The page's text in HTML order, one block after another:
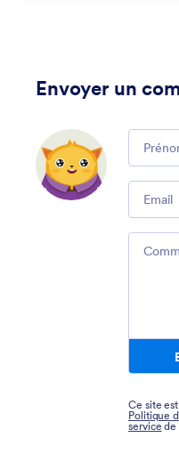
Envoyer un
Ce site
Politique
service de